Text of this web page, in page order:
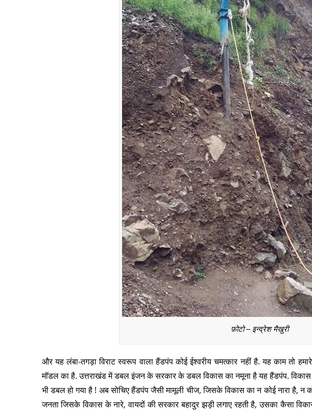
फ़ोटो – इन्द्रेश मैखुरी
और यह लंबा-तगड़ा विराट स्वरूप वाला हैंडपंप कोई ईश्वरीय चमत्कार नहीं है. यह काम तो
मॉडल का है. उत्तराखंड में डबल इंजन के सरकार के डबल विकास का नमूना है यह हैंडपंप.
भी डबल हो गया है ! अब सोचिए हैंडपंप जैसी मामूली चीज, जिसके विकास का न कोई नारा है, न
जनता जिसके विकास के नारे, वायदों की सरकार बहादुर झड़ी लगाए रहती है, उसका कैसा